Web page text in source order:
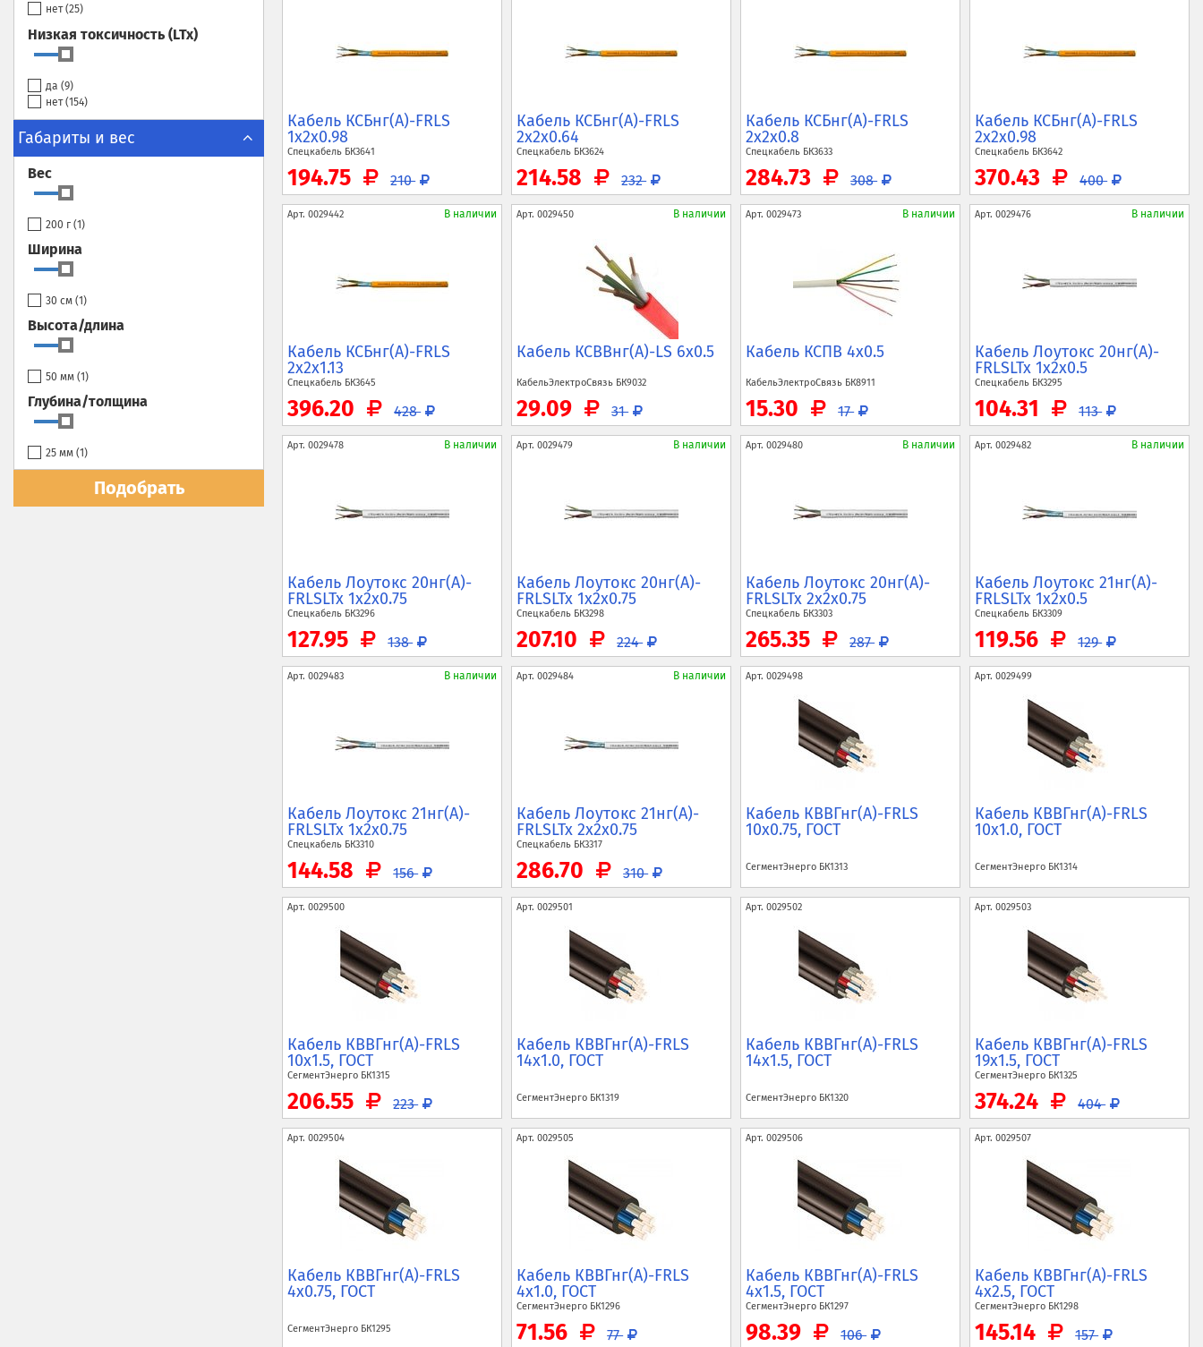
нет (25)
Низкая токсичность (LTx)
да (9)
нет (154)
Габариты и вес
Вес
200 г (1 )
Ширина
30 см (1 )
Высота/длина
50 мм (1 )
Глубина/толщина
25 мм (1 )
Подобрать
Кабель КСБнг(A)-FRLS
1x2x0.98
Спецкабель БК3641
194.75 210
Кабель КСБнг(A)-FRLS
2x2x0.64
Спецкабель БК3624
214.58 232
Кабель КСБнг(A)-FRLS
2x2x0.8
Спецкабель БК3633
284.73 308
Кабель КСБнг(A)-FRLS
2x2x0.98
Спецкабель БК3642
370.43 400
Арт. 0029442 В наличии
Кабель КСБнг(A)-FRLS
2x2x1.13
Спецкабель БК3645
396.20 428
Арт. 0029450 В наличии
Кабель КСВВнг(A)-LS 6x0.5
КабельЭлектроСвязь БК9032
29.09 31
Арт. 0029473 В наличии
Кабель КСПВ 4x0.5
КабельЭлектроСвязь БК8911
15.30 17
Арт. 0029476 В наличии
Кабель Лоутокс 20нг(A)-
FRLSLTx 1x2x0.5
Спецкабель БК3295
104.31 113
Арт. 0029478 В наличии
Кабель Лоутокс 20нг(A)-
FRLSLTx 1x2x0.75
Спецкабель БК3296
127.95 138
Арт. 0029479 В наличии
Кабель Лоутокс 20нг(A)-
FRLSLTx 1x2x0.75
Спецкабель БК3298
207.10 224
Арт. 0029480 В наличии
Кабель Лоутокс 20нг(A)-
FRLSLTx 2x2x0.75
Спецкабель БК3303
265.35 287
Арт. 0029482 В наличии
Кабель Лоутокс 21нг(A)-
FRLSLTx 1x2x0.5
Спецкабель БК3309
119.56 129
Арт. 0029483 В наличии
Кабель Лоутокс 21нг(A)-
FRLSLTx 1x2x0.75
Спецкабель БК3310
144.58 156
Арт. 0029484 В наличии
Кабель Лоутокс 21нг(A)-
FRLSLTx 2x2x0.75
Спецкабель БК3317
286.70 310
Арт. 0029498
Кабель КВВГнг(A)-FRLS
10x0.75, ГОСТ
СегментЭнерго БК1313
Арт. 0029499
Кабель КВВГнг(A)-FRLS
10x1.0, ГОСТ
СегментЭнерго БК1314
Арт. 0029500
Кабель КВВГнг(A)-FRLS
10x1.5, ГОСТ
СегментЭнерго БК1315
206.55 223
Арт. 0029501
Кабель КВВГнг(A)-FRLS
14x1.0, ГОСТ
СегментЭнерго БК1319
Арт. 0029502
Кабель КВВГнг(A)-FRLS
14x1.5, ГОСТ
СегментЭнерго БК1320
Арт. 0029503
Кабель КВВГнг(A)-FRLS
19x1.5, ГОСТ
СегментЭнерго БК1325
374.24 404
Арт. 0029504
Кабель КВВГнг(A)-FRLS
4x0.75, ГОСТ
СегментЭнерго БК1295
Арт. 0029505
Кабель КВВГнг(A)-FRLS
4x1.0, ГОСТ
СегментЭнерго БК1296
71.56 77
Арт. 0029506
Кабель КВВГнг(A)-FRLS
4x1.5, ГОСТ
СегментЭнерго БК1297
98.39 106
Арт. 0029507
Кабель КВВГнг(A)-FRLS
4x2.5, ГОСТ
СегментЭнерго БК1298
145.14 157